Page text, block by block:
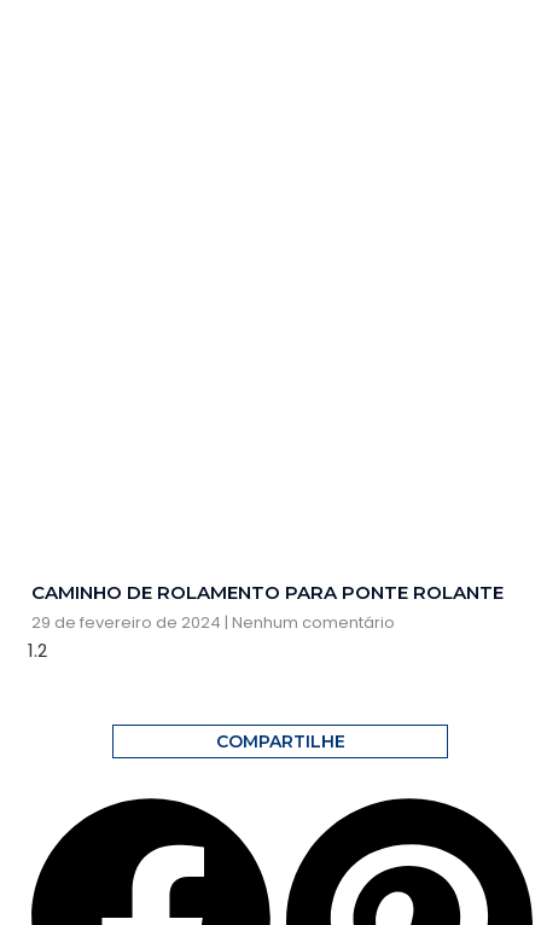
CAMINHO DE ROLAMENTO PARA PONTE ROLANTE
29 de fevereiro de 2024 Nenhum comentário
COMPARTILHE